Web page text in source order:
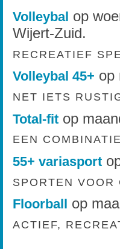
Volleybal op
Wijert-Zuid.
RECREATIEF
Volleybal 45+ op
NET IETS
Total-fit op
EEN
55+ variasport
SPORTEN VOOR
Floorball op
ACTIEF,